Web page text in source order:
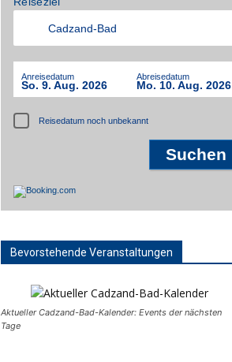
Anreisedatum
So. 9. Aug. 2026
Abreisedatum
Mo. 10. Aug. 2026
Reisedatum noch unbekannt
Bevorstehende Veranstaltungen
Aktueller Cadzand-Bad-Kalender: Events der nächsten
Tage